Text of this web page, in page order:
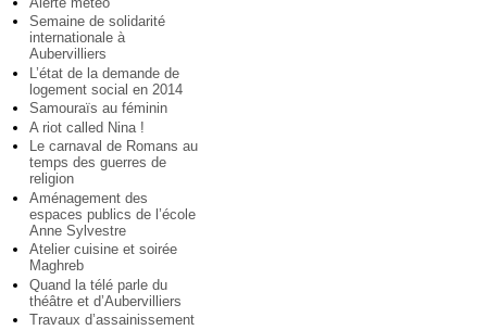
Semaine de solidarité
internationale à
Aubervilliers
L’état de la demande de
logement social en 2014
Samouraïs au féminin
A riot called Nina !
Le carnaval de Romans au
temps des guerres de
religion
Aménagement des
espaces publics de l’école
Anne Sylvestre
Atelier cuisine et soirée
Maghreb
Quand la télé parle du
théâtre et d’Aubervilliers
Travaux d’assainissement